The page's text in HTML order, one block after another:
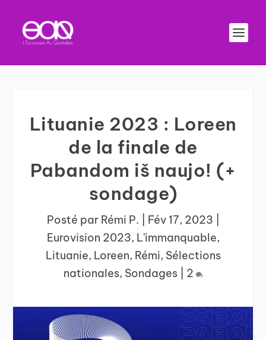
Lituanie 2023 : Loreen
de la finale de
Pabandom iš naujo! (+
sondage)
Posté par Rémi P. Fév 17, 2023
Eurovision 2023, L'immanquable,
Lituanie, Loreen, Rémi, Sélections
nationales, Sondages| 2